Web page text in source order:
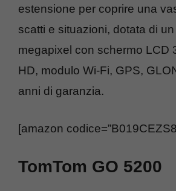
estensione per coprire una
scatti e situazioni, dotata di
megapixel con schermo LCD
HD, modulo Wi-Fi, GPS,
anni di garanzia.
[amazon
TomTom GO 5200